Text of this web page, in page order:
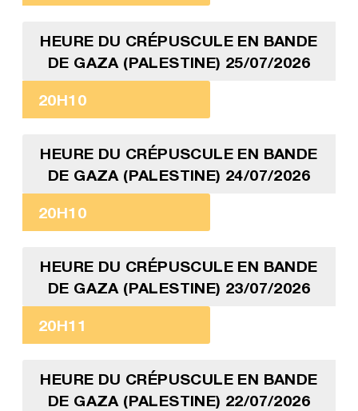
HEURE DU CRÉPUSCULE EN BANDE
DE GAZA (PALESTINE) 25/07/2026
20H10
HEURE DU CRÉPUSCULE EN BANDE
DE GAZA (PALESTINE) 24/07/2026
20H10
HEURE DU CRÉPUSCULE EN BANDE
DE GAZA (PALESTINE) 23/07/2026
20H11
HEURE DU CRÉPUSCULE EN BANDE
DE GAZA (PALESTINE) 22/07/2026